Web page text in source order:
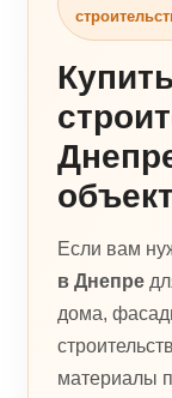
объект
Если вам
в Днепре
дома,
материалы